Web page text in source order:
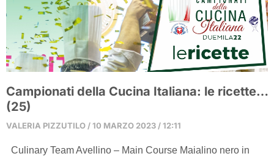
Campionati della Cucina Italiana: le ricette…
(25)
VALERIA PIZZUTILO 10 MARZO 2023 12:11
Culinary Team Avellino – Main Course Maialino nero in